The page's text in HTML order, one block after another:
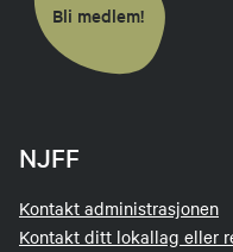
Bli medlem!
NJFF
Kontakt administrasjonen
Kontakt ditt lokallag eller